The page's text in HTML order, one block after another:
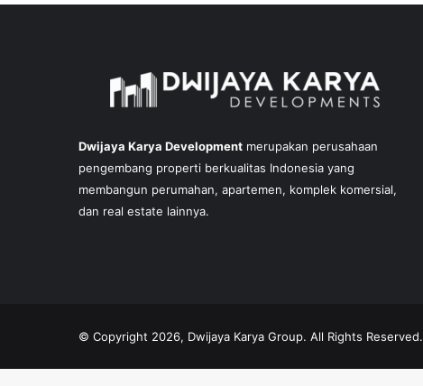
Dwijaya Karya Development merupakan perusahaan
pengembang properti berkualitas Indonesia yang
membangun perumahan, apartemen, komplek komersial,
dan real estate lainnya.
© Copyright 2026, Dwijaya Karya Group. All Rights Reserved.